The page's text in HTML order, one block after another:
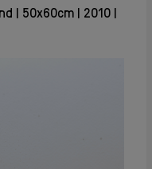
50x60cm 2010